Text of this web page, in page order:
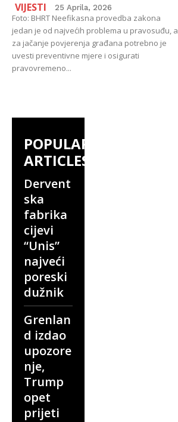
VIJESTI 25 Aprila, 2026
Foto: BHRT Neefikasna provedba zakona
jedan je od najvećih problema u pravosuđu, a
za jačanje povjerenja građana potrebno je
uvesti preventivne mjere i osigurati
pravovremeno...
POPULAR
ARTICLES
Dervent
ska
fabrika
cijevi
“Unis”
najveći
poreski
dužnik
Grenlan
d izdao
upozore
nje,
Trump
opet
prijeti